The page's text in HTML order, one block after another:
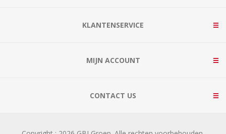
KLANTENSERVICE
MIJN ACCOUNT
CONTACT US